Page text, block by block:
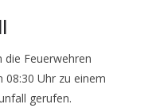
die Feuerwehren
08:30 Uhr zu einem
gerufen.